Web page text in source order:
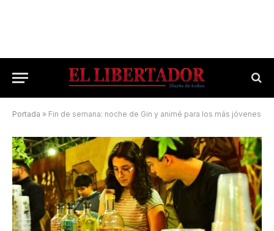
Portada » Fin de semana: noche de Gin y animé para los más jóvenes